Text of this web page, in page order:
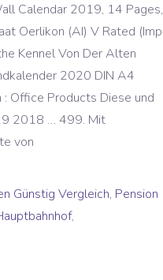
Calendar 2019, 14 Pages,
Oerlikon (AI) V Rated (Imp
Kennel Von Der Alten
2020 DIN A4
Office Products Diese und
2018 … 499. Mit
von
Günstig Vergleich, Pension
,